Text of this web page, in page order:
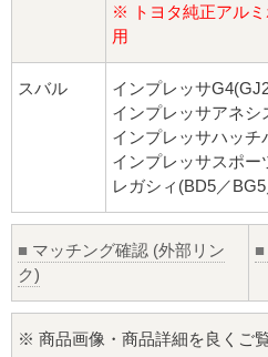
※ トヨタ純正アル
用
スバル
インプレッサ
インプレッサアネシ
インプレッサハッチ
インプレッサスポー
レガシィ(BD5／
■ マッチング確認 (外部リン
ク)
■
※ 商品画像・商品詳細を良くご